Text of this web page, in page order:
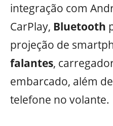
integração com
CarPlay, Bluetooth
projeção de
falantes,
embarcado, além
telefone no volante.